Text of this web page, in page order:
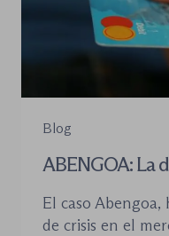
Blog
ABENGOA: La
penal.
El caso Abengoa,
de crisis en el